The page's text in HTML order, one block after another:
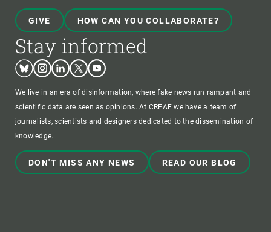
GIVE HOW CAN YOU COLLABORATE?
Stay informed
BlueskyInstagram
LinkedinTwitterYoutube
We live in an era of disinformation, where fake news run rampant and
scientific data are seen as opinions. At CREAF we have a team of
journalists, scientists and designers dedicated to the dissemination of
knowledge.
DON'T MISS ANY NEWS READ OUR BLOG